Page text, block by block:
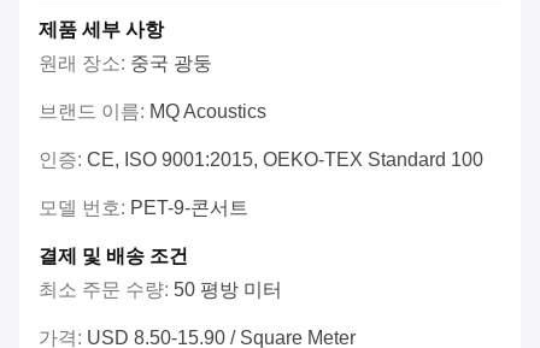
제품 세부 사항
원래 장소: 중국 광둥
브랜드 이름: MQ Acoustics
인증: CE, ISO 9001:2015, OEKO-TEX Standard 100
모델 번호: PET-9-콘서트
결제 및 배송 조건
최소 주문 수량: 50 평방 미터
가격: USD 8.50-15.90 / Square Meter